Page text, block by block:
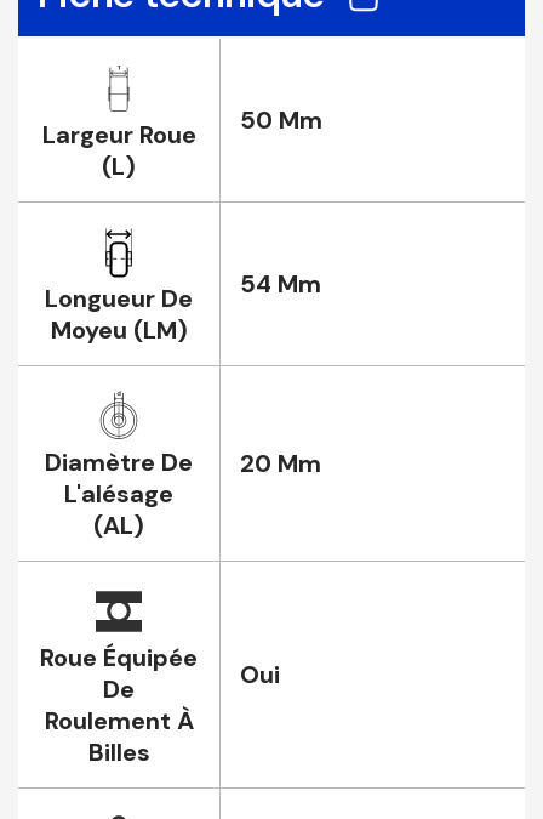
Largeur Roue
(L)
50 Mm
Longueur De
Moyeu (LM)
54 Mm
Diamètre De
L'alésage
(AL)
20 Mm
Roue Équipée
De
Roulement À
Billes
Oui